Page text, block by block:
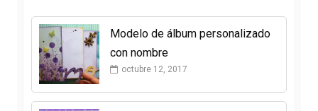
Modelo de álbum personalizado
con nombre
octubre 12, 2017